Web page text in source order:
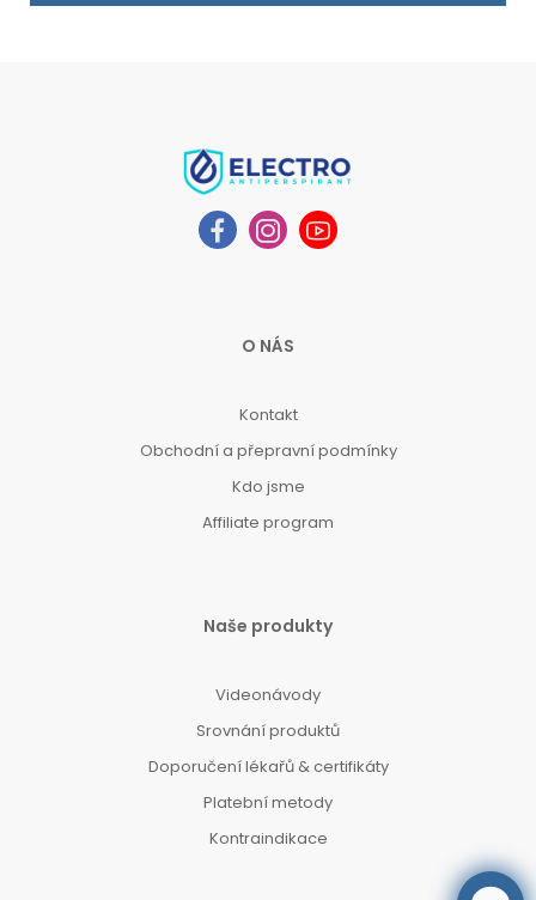
O NÁS
Kontakt
Obchodní a přepravní podmínky
Kdo jsme
Affiliate program
Naše produkty
Videonávody
Srovnání produktů
Doporučení lékařů & certifikáty
Platební metody
Kontraindikace